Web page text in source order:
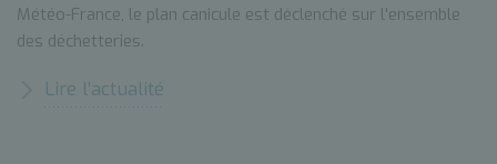
Météo-France, le plan canicule est déclenché sur l'ensemble
des déchetteries.
Lire l’actualité